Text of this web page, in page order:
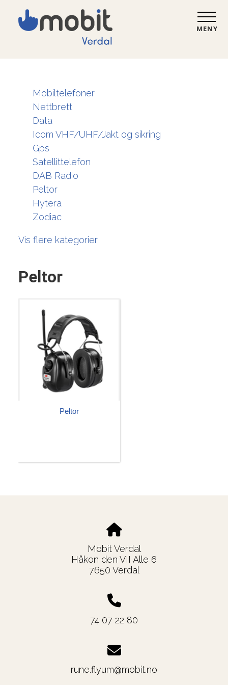
MENY
Mobiltelefoner
Nettbrett
Data
Icom VHF/UHF/Jakt og sikring
Gps
Satellittelefon
DAB Radio
Peltor
Hytera
Zodiac
Vis flere kategorier
Peltor
Peltor
Mobit Verdal
Håkon den VII Alle 6
7650 Verdal
74 07 22 80
rune.flyum@mobit.no